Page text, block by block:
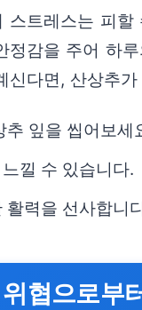
트레스는 피
정감을 주어 하
다면, 산상추
추 잎을 씹어보세
낄 수 있습니다.
활력을 선사합니
협으로부